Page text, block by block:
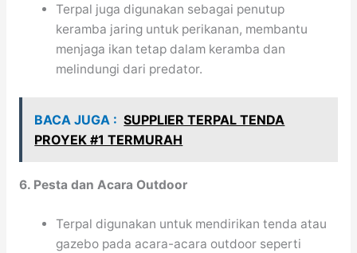
Terpal juga digunakan sebagai penutup
keramba jaring untuk perikanan, membantu
menjaga ikan tetap dalam keramba dan
melindungi dari predator.
BACA JUGA : SUPPLIER TERPAL TENDA
PROYEK #1 TERMURAH
6. Pesta dan Acara Outdoor
Terpal digunakan untuk mendirikan tenda atau
gazebo pada acara-acara outdoor seperti